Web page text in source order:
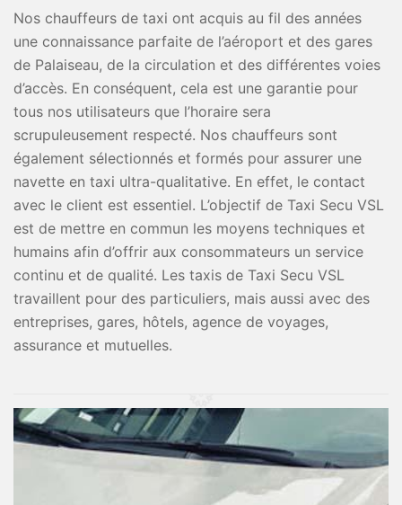
Nos chauffeurs de taxi ont acquis au fil des années
une connaissance parfaite de l’aéroport et des gares
de Palaiseau, de la circulation et des différentes voies
d’accès. En conséquent, cela est une garantie pour
tous nos utilisateurs que l’horaire sera
scrupuleusement respecté. Nos chauffeurs sont
également sélectionnés et formés pour assurer une
navette en taxi ultra-qualitative. En effet, le contact
avec le client est essentiel. L’objectif de Taxi Secu VSL
est de mettre en commun les moyens techniques et
humains afin d’offrir aux consommateurs un service
continu et de qualité. Les taxis de Taxi Secu VSL
travaillent pour des particuliers, mais aussi avec des
entreprises, gares, hôtels, agence de voyages,
assurance et mutuelles.